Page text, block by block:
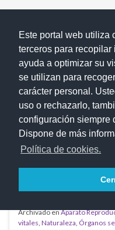
Este portal web utiliza
terceros para recopilar
ayuda a optimizar su
se utilizan para
carácter personal.
uso o rechazarlo,
configuración siempre
Dispone de más
Política de cookies.
Search for:
REBUMBIOS
CATEGORÍA:
26
La
Archivado enAparato
vitales Naturaleza Órganos